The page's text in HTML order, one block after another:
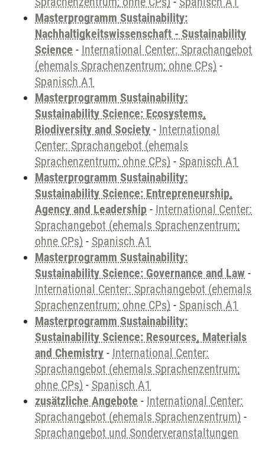
Masterprogramm Sustainability:
Nachhaltigkeitswissenschaft - Sustainability
Science - International Center: Sprachangebot
(ehemals Sprachenzentrum; ohne CPs) -
Spanisch A1
Masterprogramm Sustainability:
Sustainability Science: Ecosystems,
Biodiversity and Society - International
Center: Sprachangebot (ehemals
Sprachenzentrum; ohne CPs) - Spanisch A1
Masterprogramm Sustainability:
Sustainability Science: Entrepreneurship,
Agency and Leadership - International Center:
Sprachangebot (ehemals Sprachenzentrum;
ohne CPs) - Spanisch A1
Masterprogramm Sustainability:
Sustainability Science: Governance and Law -
International Center: Sprachangebot (ehemals
Sprachenzentrum; ohne CPs) - Spanisch A1
Masterprogramm Sustainability:
Sustainability Science: Resources, Materials
and Chemistry - International Center:
Sprachangebot (ehemals Sprachenzentrum;
ohne CPs) - Spanisch A1
zusätzliche Angebote - International Center:
Sprachangebot (ehemals Sprachenzentrum) -
Sprachangebot und Sonderveranstaltungen